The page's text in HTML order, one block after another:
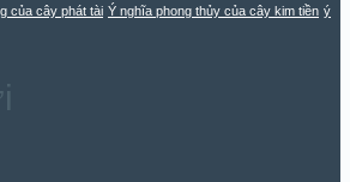
của cây phát tài Ý nghĩa phong thủy của cây kim tiền ý